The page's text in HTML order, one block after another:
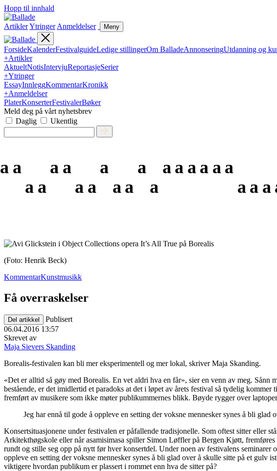
Hopp til innhald
ArtiklerYtringer Anmeldelser Meny
ForsideKalenderFestivalguideLedige stillingerOm BalladeAnnonseringUtdanning og
+Artikler
AktueltNotisIntervjuReportasjeSerier
+Ytringer
EssayInnleggKommentarKronikk
+Anmeldelser
PlaterKonserterFestivalerBøker
Meld deg på vårt nyhetsbrev
Daglig
Ukentlig
(Foto: Henrik Beck)
KommentarKunstmusikk
Få overraskelser
Del artikkel
Publisert
06.04.2016 13:57
Skrevet av
Maja Sievers Skanding
Borealis-festivalen kan bli mer eksperimentell og mer lokal, skriver Maja Skanding.
«Det er alltid så gøy med Borealis. En vet aldri hva en får», sier en venn av meg.
bestående, er det imidlertid et paradoks at det i løpet av årets festival så tydelig
fremført av musikere som ikke møter publikummernes blikk. Bøyde rygger over
Jeg har ennå til gode å oppleve en setting der voksne mennesker synes å bli glad
Konsertsituasjonene under festivalen er påfallende tradisjonelle. Som oftest sitter eller
Arkitekthøgskole eller når asamisimasa spiller Simon Løffler på Bergen Kjøtt,
rundt og stille seg opp på nytt før hver konsertdel. Under noen av festivalens seminarer
oppleve en setting der voksne mennesker synes å bli glad over å skulle sitte på et gulv
viktigere hvordan publikum er plassert i rommet enn hva de sitter på?